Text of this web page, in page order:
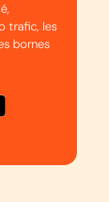
trafic, les
bornes